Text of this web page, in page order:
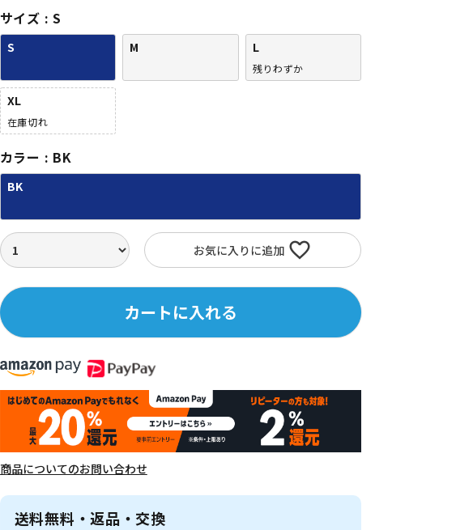
サイズ S
S M L
残りわずか
XL
在庫切れ
カラー BK
BK
お気に入りに追加
カートに入れる
商品についてのお問い合わせ
送料無料・返品・交換